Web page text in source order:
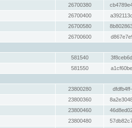
26700380
26700400
26700580
26700600
581540
581550
23800280
23800360
23800460
23800480